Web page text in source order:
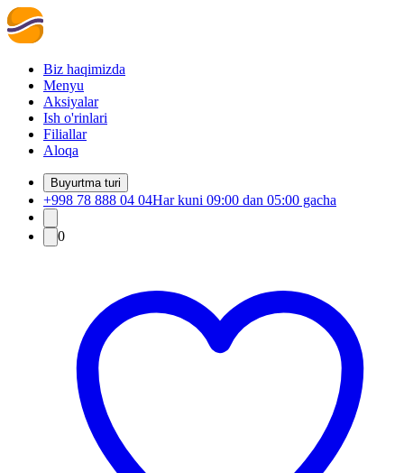
Biz haqimizda
Menyu
Aksiyalar
Ish o'rinlari
Filiallar
Aloqa
Buyurtma turi
+998 78 888 04 04Har kuni 09:00 dan 05:00 gacha
0